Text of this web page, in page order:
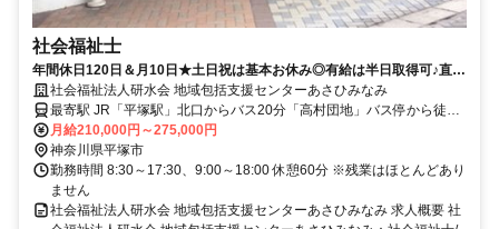
社会福祉士
年間休日120日＆月10日★土日祝は基本お休み◎有給は半日取得可♪直接
応募の方には「入職応援制度」20万円の支給あり！充実した手当あり
【平塚市・平塚駅、地域包括支援センター、社会福祉士、正社員】
社会福祉法人研水会 地域包括支援センターあさひみなみ
最寄駅 JR「平塚駅」北口からバス20分「高村団地」バス停から徒歩
2分、または車15分
月給210,000円～275,000円
神奈川県平塚市
勤務時間 8:30～17:30、9:00～18:00 休憩60分 ※残業はほとんどあり
ません
社会福祉法人研水会 地域包括支援センターあさひみなみ 求人概要 社